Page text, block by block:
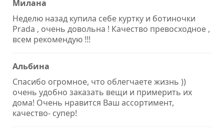
Милана
Неделю назад купила себе куртку и ботиночки
Prada , очень довольна ! Качество превосходное ,
всем рекомендую !!!
Альбина
Спасибо огромное, что облегчаете жизнь ))
очень удобно заказать вещи и примерить их
дома! Очень нравится Ваш ассортимент,
качество- супер!